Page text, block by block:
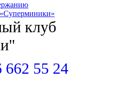
клуб
662 55 24